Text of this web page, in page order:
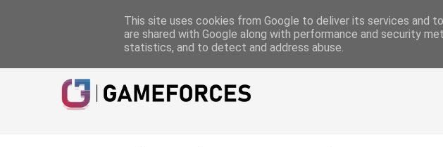
A equipa Pontuações das Análises Suporte da Indústria Contacto
This site uses cookies from Google to deliver its services and
are shared with Google along with performance and security
statistics, and to detect and address abuse.